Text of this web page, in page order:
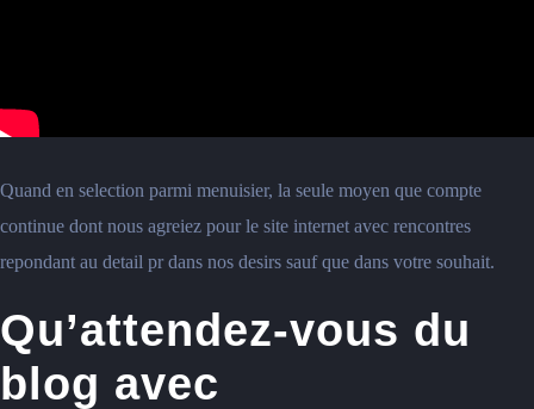
Quand en selection parmi menuisier, la seule moyen que compte
continue dont nous agreiez pour le site internet avec rencontres
repondant au detail pr dans nos desirs sauf que dans votre souhait.
Qu’attendez-vous du
blog avec